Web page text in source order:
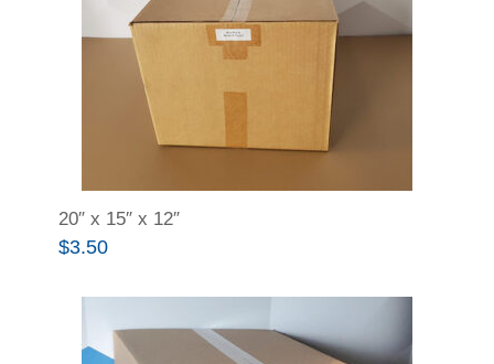
20″ x 15″ x 12″
$3.50